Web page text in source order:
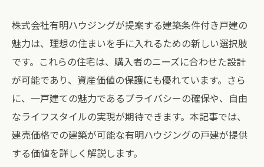
株式会社有明ハウジングが提案する建築条件付き戸建の
魅力は、理想の住まいを手に入れるための新しい選択肢
です。これらの住宅は、購入者のニーズに合わせた設計
が可能であり、資産価値の保護にも優れています。さら
に、一戸建ての魅力であるプライバシーの確保や、自由
なライフスタイルの実現が期待できます。本記事では、
建売価格での建築が可能な有明ハウジングの戸建が提供
する価値を詳しく解説します。